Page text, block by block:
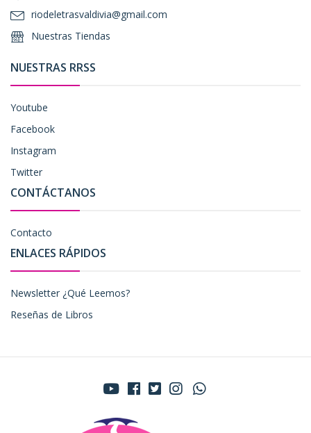
riodeletrasvaldivia@gmail.com
Nuestras Tiendas
NUESTRAS RRSS
Youtube
Facebook
Instagram
Twitter
CONTÁCTANOS
Contacto
ENLACES RÁPIDOS
Newsletter ¿Qué Leemos?
Reseñas de Libros